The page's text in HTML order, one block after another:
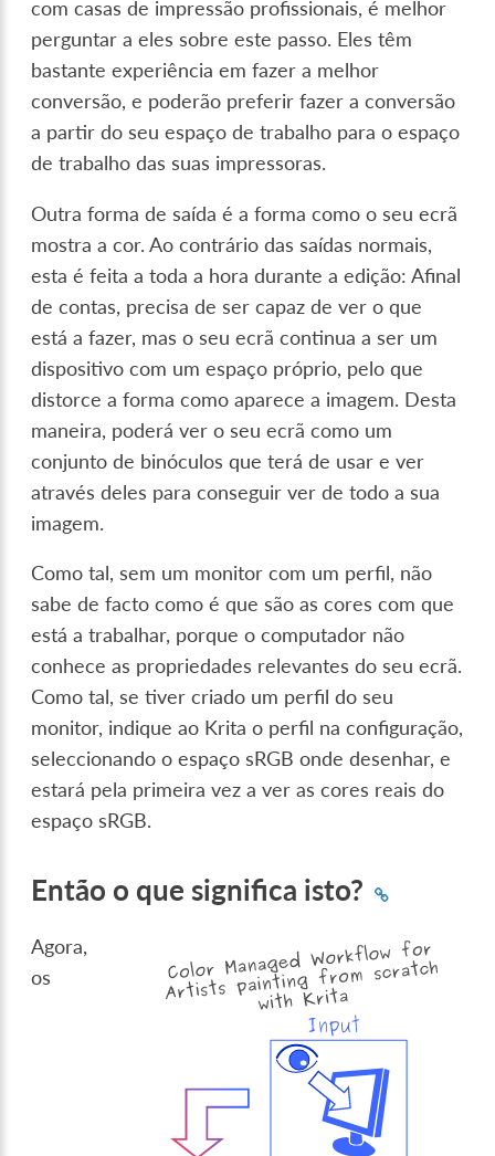
com casas de impressão profissionais, é melhor
perguntar a eles sobre este passo. Eles têm
bastante experiência em fazer a melhor
conversão, e poderão preferir fazer a conversão
a partir do seu espaço de trabalho para o espaço
de trabalho das suas impressoras.
Outra forma de saída é a forma como o seu ecrã
mostra a cor. Ao contrário das saídas normais,
esta é feita a toda a hora durante a edição: Afinal
de contas, precisa de ser capaz de ver o que
está a fazer, mas o seu ecrã continua a ser um
dispositivo com um espaço próprio, pelo que
distorce a forma como aparece a imagem. Desta
maneira, poderá ver o seu ecrã como um
conjunto de binóculos que terá de usar e ver
através deles para conseguir ver de todo a sua
imagem.
Como tal, sem um monitor com um perfil, não
sabe de facto como é que são as cores com que
está a trabalhar, porque o computador não
conhece as propriedades relevantes do seu ecrã.
Como tal, se tiver criado um perfil do seu
monitor, indique ao Krita o perfil na configuração,
seleccionando o espaço sRGB onde desenhar, e
estará pela primeira vez a ver as cores reais do
espaço sRGB.
Então o que significa isto?
Agora,
os